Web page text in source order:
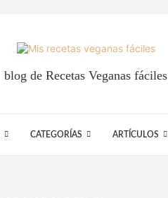
blog de Recetas Veganas fáciles
CATEGORÍAS ARTÍCULOS